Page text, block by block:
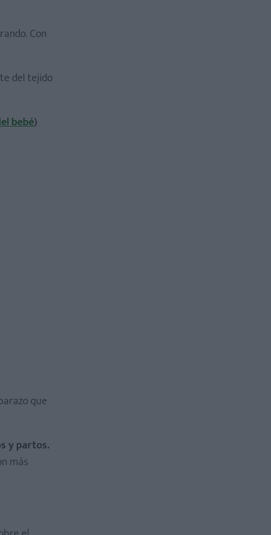
Con
del tejido
bebé)
que
y partos.
más